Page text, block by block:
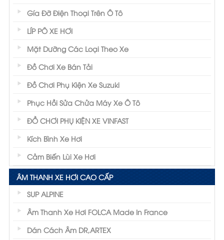
Gía Đỡ Điện Thoại Trên Ô Tô
LÍP PÔ XE HƠI
Mặt Dưỡng Các Loại Theo Xe
Đồ Chơi Xe Bán Tải
Đồ Chơi Phụ Kiện Xe Suzuki
Phục Hồi Sửa Chửa Máy Xe Ô Tô
ĐỒ CHƠI PHỤ KIỆN XE VINFAST
Kích Bình Xe Hơi
Cảm Biến Lùi Xe Hơi
ÂM THANH XE HƠI CAO CẤP
SUP ALPINE
Âm Thanh Xe Hơi FOLCA Made In France
Dán Cách Âm DR,ARTEX